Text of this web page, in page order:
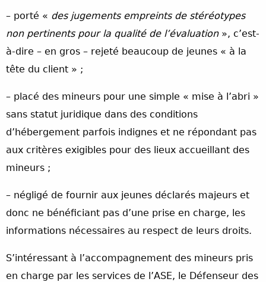
– porté « des jugements empreints de stéréotypes
non pertinents pour la qualité de l’évaluation», c’est-
à-dire – en gros – rejeté beaucoup de jeunes « à la
tête du client » ;
– placé des mineurs pour une simple « mise à l’abri »
sans statut juridique dans des conditions
d’hébergement parfois indignes et ne répondant pas
aux critères exigibles pour des lieux accueillant des
mineurs ;
– négligé de fournir aux jeunes déclarés majeurs et
donc ne bénéficiant pas d’une prise en charge, les
informations nécessaires au respect de leurs droits.
S’intéressant à l’accompagnement des mineurs pris
en charge par les services de l’ASE, le Défenseur des